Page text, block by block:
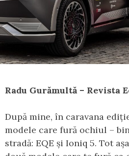
Radu Gurămultă – Revista
După mine, în caravana
modele care fură ochiul –
stradă: EQE și Ioniq 5. Tot